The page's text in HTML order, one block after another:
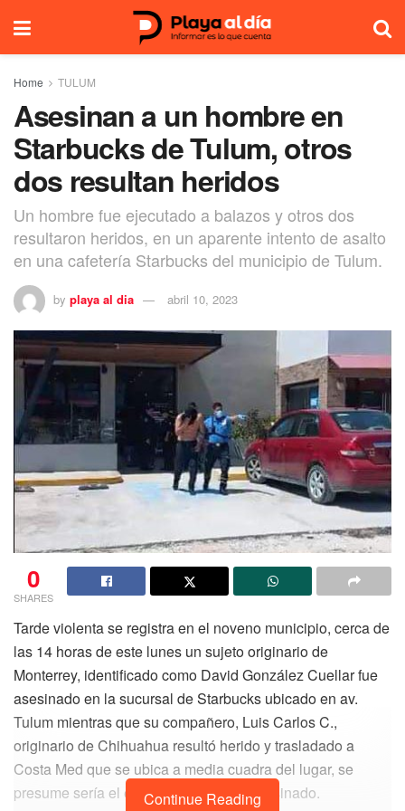
Home TULUM
Asesinan a un hombre en
Starbucks de Tulum, otros
dos resultan heridos
Un hombre fue ejecutado a balazos y otros dos
resultaron heridos, en un aparente intento de asalto
en una cafetería Starbucks del municipio de Tulum.
by playa al dia abril 10, 2023
0
SHARES
Tarde violenta se registra en el noveno municipio, cerca de
las 14 horas de este lunes un sujeto originario de
Monterrey, identificado como David González Cuellar fue
asesinado en la sucursal de Starbucks ubicado en av.
Tulum mientras que su compañero, Luis Carlos C.,
originario de Chihuahua resultó herido y trasladado a
Costa Med que se ubica a media cuadra del lugar, se
presume sería el escolta del hombre asesinado.
Continue Reading